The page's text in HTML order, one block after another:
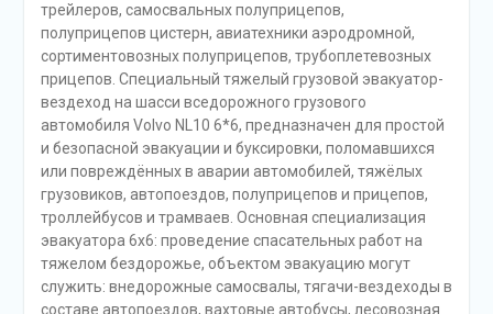
трейлеров, самосвальных полуприцепов,
полуприцепов цистерн, авиатехники аэродромной,
сортиментовозных полуприцепов, трубоплетевозных
прицепов. Специальный тяжелый грузовой эвакуатор-
вездеход на шасси вседорожного грузового
автомобиля Volvo NL10 6*6, предназначен для простой
и безопасной эвакуации и буксировки, поломавшихся
или повреждённых в аварии автомобилей, тяжёлых
грузовиков, автопоездов, полуприцепов и прицепов,
троллейбусов и трамваев. Основная специализация
эвакуатора 6х6: проведение спасательных работ на
тяжелом бездорожье, объектом эвакуацию могут
служить: внедорожные самосвалы, тягачи-вездеходы в
составе автопоездов, вахтовые автобусы, лесовозная